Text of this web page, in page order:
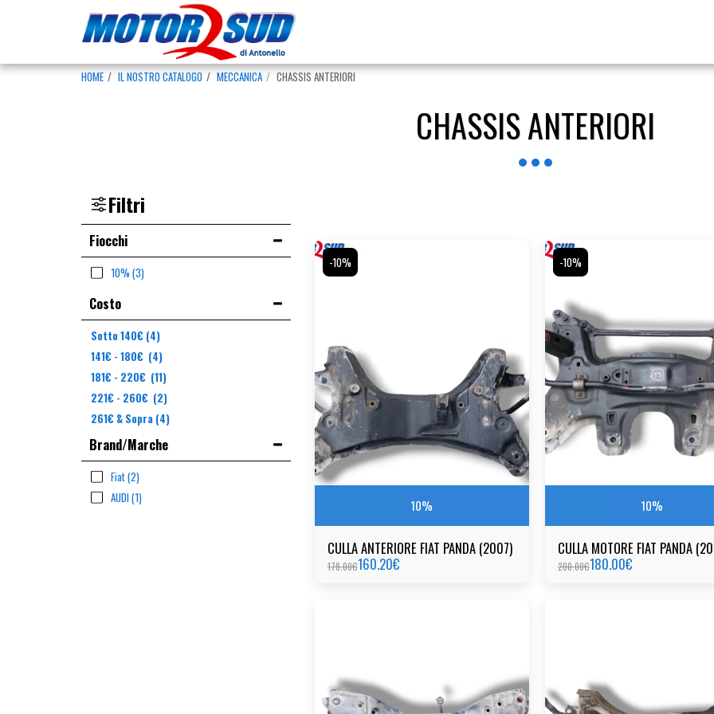
HOME IL NOSTRO CATALOGO MECCANICA CHASSIS ANTERIORI
CHASSIS ANTERIORI
Filtri
Costo
Sotto140€ (4)
141€ - 180€ (4)
181€ - 220€ (11)
221€ - 260€ (2)
261€ & Sopra (4)
Brand/Marche
Fiat(2)
AUDI(1)
Fiocchi
10% (3)
10%
-10%
CULLA ANTERIORE FIAT PANDA (2007)
178.00€160.20€
10%
-10%
CULLA MOTORE FIAT PANDA
200.00€180.00€